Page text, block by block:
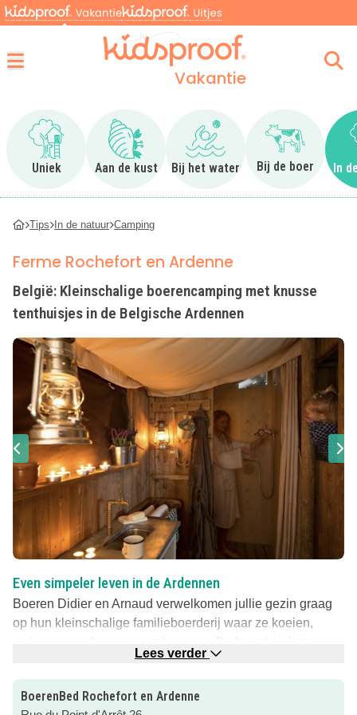
Vakantie
Uniek
Ga naar Uniek
Aan de kust
Ga naar Aan de kust
Bij het water
Ga naar Bij het water
Bij de boer
Ga naar Bij
In
Tips In de natuur Camping
Ferme Rochefort en Ardenne
België: Kleinschalige boerencamping met knusse
tenthuisjes in de Belgische Ardennen
Even simpeler leven in de Ardennen
Boeren Didier en Arnaud verwelkomen jullie gezin graag
op hun kleinschalige familieboerderij waar ze koeien,
een rustige plek en is zeer kleinschalig met maar 6
tenthuisjes die alle zes een adembenemend uitzicht op het
bos hebben.
Lees verder
BoerenBed Rochefort en Ardenne